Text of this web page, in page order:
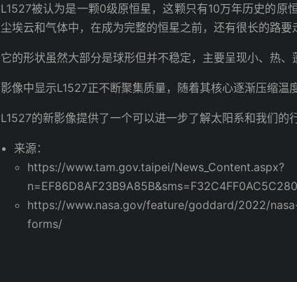
L1527被认为是一颗0级原恒星，这颗只有10万年历史的原
尘埃云和气体中，在成为完整的恒星之前，还有很长的路要
它的形状虽然大部分是球形但并不稳定，主要呈现小、热
影像中显示L1527正不断聚集质量，随着其核心逐渐压缩温
L1527的新影像提供了一个可以进一步了解太阳系和我们的
来源：
https://www.tam.gov.taipei/News_Content.aspx?
https://www.nasa.gov/feature/goddard/2022/
forms/